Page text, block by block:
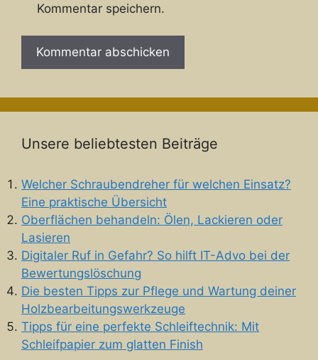
Kommentar speichern.
Unsere beliebtesten Beiträge
Welcher Schraubendreher für welchen Einsatz?
Eine praktische Übersicht
Oberflächen behandeln: Ölen, Lackieren oder
Lasieren
Digitaler Ruf in Gefahr? So hilft IT-Advo bei der
Bewertungslöschung
Die besten Tipps zur Pflege und Wartung deiner
Holzbearbeitungswerkzeuge
Tipps für eine perfekte Schleiftechnik: Mit
Schleifpapier zum glatten Finish